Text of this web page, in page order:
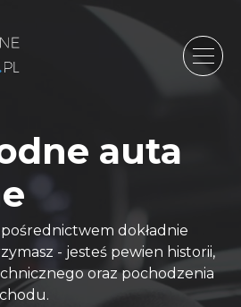
auta
dokładnie
- jesteś pewien historii,
oraz pochodzenia
jaki sobie WYMARZYŁEŚ.
z gwarancją. A jeśli nie jesteś
radą!
na formalności? Nie chcesz
środków finansowych? Na
się wszystkim.